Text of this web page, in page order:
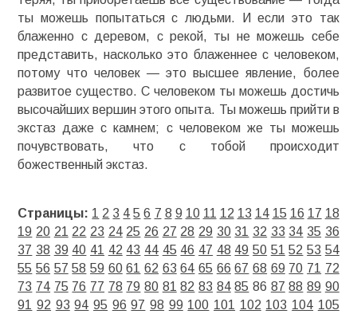
ты можешь попытаться с людьми. И если это так
блаженно с деревом, с рекой, ты не можешь себе
представить, насколько это блаженнее с человеком,
потому что человек — это высшее явление, более
развитое существо. С человеком ты можешь достичь
высочайших вершин этого опыта. Ты можешь прийти в
экстаз даже с камнем; с человеком же ты можешь
почувствовать, что с тобой происходит
божественный экстаз.
Страницы: 1 2 3 4 5 6 7 8 9 10 11 12 13 14 15 16 17 18
19 20 21 22 23 24 25 26 27 28 29 30 31 32 33 34 35 36
37 38 39 40 41 42 43 44 45 46 47 48 49 50 51 52 53 54
55 56 57 58 59 60 61 62 63 64 65 66 67 68 69 70 71
72
73 74 75 76 77 78 79 80 81 82 83 84 85 86 87 88 89 90
91
92 93 94 95 96 97 98 99 100 101 102 103 104 105